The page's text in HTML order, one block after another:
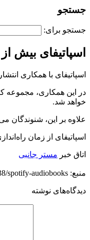
جستجو
جستجو برای:
اسپاتیفای بیش از ۱۰۰۰ کتاب صوتی اضافه کرد
اسپاتیفای با همکاری انتشارات
در این همکاری، مجموعه
خواهد شد.
علاوه بر این، شنوندگان
اسپاتیفای از زمان
اتاق خبر مستر جانبی
منبع: https://techfars.com/306338/spotify-audiobooks/
دیدگاه‌های نوشته